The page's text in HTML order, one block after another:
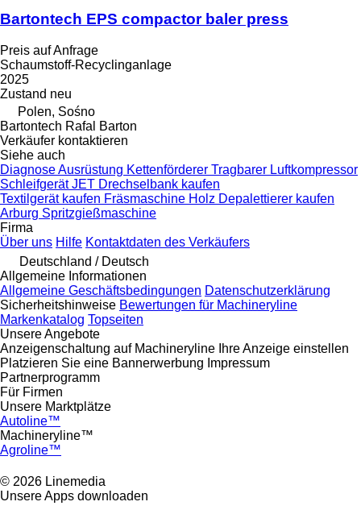
Bartontech EPS compactor baler press
Preis auf Anfrage
Schaumstoff-Recyclinganlage
2025
Zustand neu
Polen, Sośno
Bartontech Rafal Barton
Verkäufer kontaktieren
Siehe auch
Diagnose Ausrüstung Kettenförderer Tragbarer Luftkompressor
SchleifgerätJET Drechselbank kaufen
Textilgerät kaufen Fräsmaschine Holz Depalettierer kaufen
Arburg Spritzgießmaschine
Firma
Über uns Hilfe Kontaktdaten des Verkäufers
Deutschland / Deutsch
Allgemeine Informationen
Allgemeine Geschäftsbedingungen Datenschutzerklärung
Sicherheitshinweise Bewertungen für Machineryline
Markenkatalog Topseiten
Unsere Angebote
Anzeigenschaltung auf Machineryline Ihre Anzeige einstellen
Platzieren Sie eine Bannerwerbung Impressum
Partnerprogramm
Für Firmen
Unsere Marktplätze
Autoline™
Machineryline™
Agroline™
© 2026 Linemedia
Unsere Apps downloaden